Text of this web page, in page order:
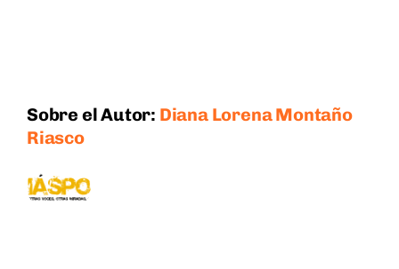
Sobre el Autor: Diana Lorena Montaño
Riasco